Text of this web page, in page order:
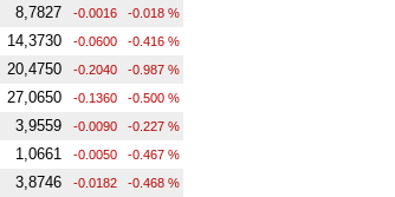
8,7827 -0.0016 -0.018 %
14,3730 -0.0600 -0.416 %
20,4750 -0.2040 -0.987 %
27,0650 -0.1360 -0.500 %
3,9559 -0.0090 -0.227 %
1,0661 -0.0050 -0.467 %
3,8746 -0.0182 -0.468 %